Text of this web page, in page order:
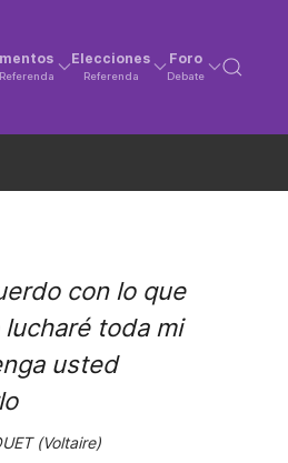
Elecciones
Referenda
Foro
Debate
con lo que
toda mi
usted
(Voltaire)